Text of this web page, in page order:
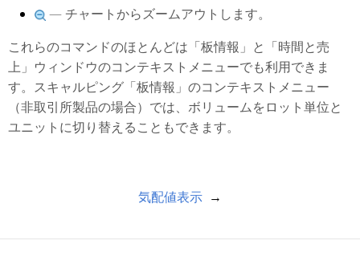
— チャートからズームアウトします。
これらのコマンドのほとんどは「板情報」と「時間と売
上」ウィンドウのコンテキストメニューでも利用できま
す。スキャルピング「板情報」のコンテキストメニュー
（非取引所製品の場合）では、ボリュームをロット単位と
ユニットに切り替えることもできます。
気配値表示 →